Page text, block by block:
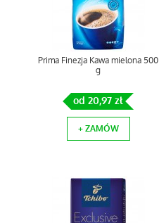
Prima Finezja Kawa mielona 500
g
od 20,97 zł
+ ZAMÓW